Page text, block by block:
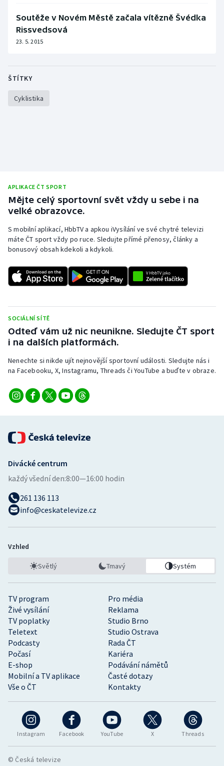
Soutěže v Novém Městě začala vítězně Švédka
Rissvedsová
23. 5. 2015
ŠTÍTKY
Cyklistika
APLIKACE ČT SPORT
Mějte celý sportovní svět vždy u sebe i na
velké obrazovce.
S mobilní aplikací, HbbTV a apkou iVysílání ve své chytré televizi
máte ČT sport vždy po ruce. Sledujte přímé přenosy, články a
bonusový obsah kdekoli a kdykoli.
SOCIÁLNÍ SÍTĚ
Odteď vám už nic neunikne. Sledujte ČT sport
i na dalších platformách.
Nenechte si nikde ujít nejnovější sportovní události. Sledujte nás i
na Facebooku, X, Instagramu, Threads či YouTube a buďte v obraze.
Instagram Facebook YouTube X Threads
TV program
Pro média
Živé vysílání
Reklama
TV poplatky
Studio Brno
Teletext
Studio Ostrava
Podcasty
Rada ČT
Počasí
Kariéra
E-shop
Podávání námětů
Mobilní a TV aplikace
Časté dotazy
Vše o ČT
Kontakty
Divácké centrum
každý všední den:8:00—16:00 hodin
261 136 113
info@ceskatelevize.cz
Vzhled
Světlý Tmavý Systém
© Česká televize